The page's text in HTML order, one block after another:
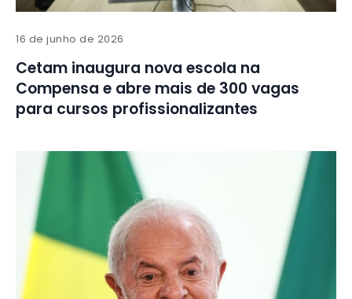
16 de junho de 2026
Cetam inaugura nova escola na
Compensa e abre mais de 300 vagas
para cursos profissionalizantes